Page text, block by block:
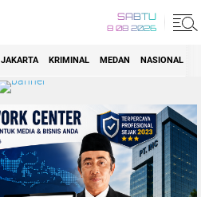
SABTU
8 08 2026
JAKARTA KRIMINAL MEDAN NASIONAL